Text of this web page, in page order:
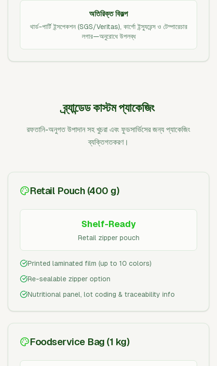
অতিরিক্ত বিকল্প
থার্ড-পার্টি ইন্সপেকশন (SGS/Veritas), কার্গো ইন্স্যুরেন্স ও টেম্পারেচার
লগার—অনুরোধে উপলব্ধ
ব্র্যান্ডেড কাস্টম প্যাকেজিং
রফতানি-অনুগত উপাদান সহ খুচরা এবং ফুডসার্ভিসের জন্য প্যাকেজিং
ব্যক্তিগতকরণ।
Retail Pouch (400 g)
Shelf-Ready
Retail zipper pouch
Printed laminated film (up to 10 colors)
Re-sealable zipper option
Nutritional panel, lot coding & traceability info
Foodservice Bag (1 kg)